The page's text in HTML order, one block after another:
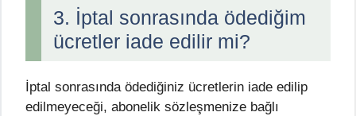
3. İptal sonrasında ödediğim
ücretler iade edilir mi?
İptal sonrasında ödediğiniz ücretlerin iade edilip
edilmeyeceği, abonelik sözleşmenize bağlı